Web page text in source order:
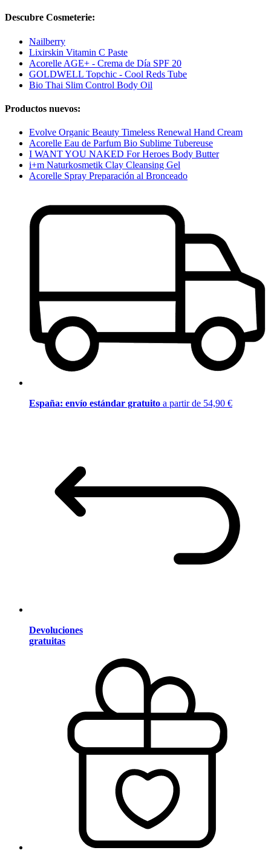
Descubre Cosmeterie:
Nailberry
Lixirskin Vitamin C Paste
Acorelle AGE+ - Crema de Día SPF 20
GOLDWELL Topchic - Cool Reds Tube
Bio Thai Slim Control Body Oil
Productos nuevos:
Evolve Organic Beauty Timeless Renewal Hand Cream
Acorelle Eau de Parfum Bio Sublime Tubereuse
I WANT YOU NAKED For Heroes Body Butter
i+m Naturkosmetik Clay Cleansing Gel
Acorelle Spray Preparación al Bronceado
España: envío estándar gratuito a partir de 54,90 €
Devoluciones
gratuitas